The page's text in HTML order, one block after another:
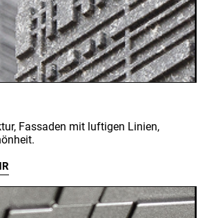
Fassaden mit luftigen Linien,